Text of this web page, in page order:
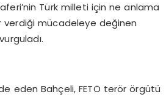
Türk milleti için ne anlama
verdiği mücadeleye değinen
eden Bahçeli, FETÖ terör örgütü